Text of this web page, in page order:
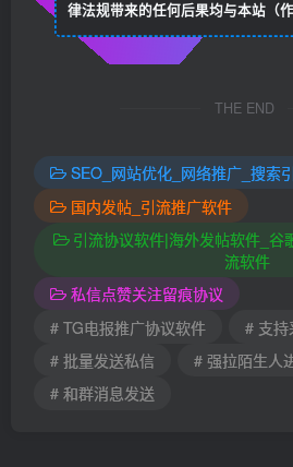
律法规带来的任何后果均与本站（
THE END
SEO_网站优化_网络推广_搜索
国内发帖_引流推广软件
引流协议软件|海外发帖软件_谷
流软件
私信点赞关注留痕协议
# TG电报推广协议软件
# 支持
# 批量发送私信
# 强拉陌生人
# 和群消息发送